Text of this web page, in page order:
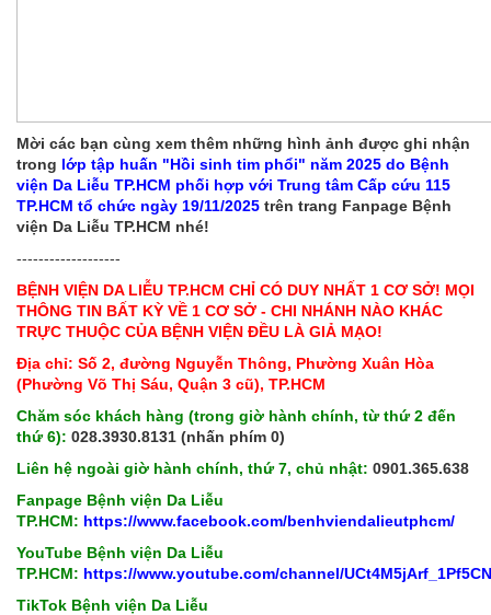
Mời các bạn cùng xem thêm những hình ảnh được ghi nhận
trong lớp tập huấn "Hồi sinh tim phổi" năm 2025 do Bệnh
viện Da Liễu TP.HCM phối hợp với Trung tâm Cấp cứu 115
TP.HCM tổ chức ngày 19/11/2025 trên trang Fanpage Bệnh
viện Da Liễu TP.HCM nhé!
-------------------
BỆNH VIỆN DA LIỄU TP.HCM CHỈ CÓ DUY NHẤT 1 CƠ SỞ! MỌI
THÔNG TIN BẤT KỲ VỀ 1 CƠ SỞ - CHI NHÁNH NÀO KHÁC
TRỰC THUỘC CỦA BỆNH VIỆN ĐỀU LÀ GIẢ MẠO!
Địa chỉ: Số 2, đường Nguyễn Thông, Phường Xuân Hòa
(Phường Võ Thị Sáu, Quận 3 cũ), TP.HCM
Chăm sóc khách hàng (trong giờ hành chính, từ thứ 2 đến
thứ 6): 028.3930.8131 (nhấn phím 0)
Liên hệ ngoài giờ hành chính, thứ 7, chủ nhật: 0901.365.638
Fanpage Bệnh viện Da Liễu
TP.HCM: https://www.facebook.com/benhviendalieutphcm/
YouTube Bệnh viện Da Liễu
TP.HCM: https://www.youtube.com/channel/
TikTok Bệnh viện Da Liễu